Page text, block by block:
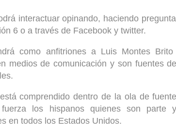
interactuar opinando, haciendo
6 o a través de Facebook y twitter.
como anfitriones a Luis Montes
medios de comunicación y son fuentes
comprendido dentro de la ola de
los hispanos quienes son parte
en todos los Estados Unidos.